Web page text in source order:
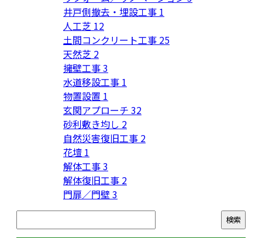
井戸側撤去・埋設工事 1
人工芝 12
土間コンクリート工事 25
天然芝 2
擁壁工事3
水道移設工事 1
物置設置 1
玄関アプローチ 32
砂利敷き均し 2
自然災害復旧工事 2
花壇 1
解体工事3
解体復旧工事 2
門扉／門壁3